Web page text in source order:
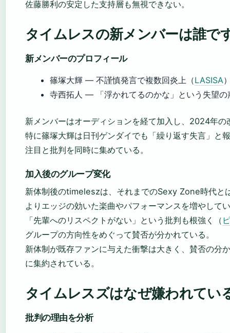
佐藤勝利の安定した支持層も無視できない。
タイムレスの新メンバーは誰で
新メンバーのプロフィール
篠塚大輝 — 不謹慎発言で複数回炎上（LASISA
寺西拓人 — 「浮かれてるのかな」という失望の
新メンバーはオーディションを経て加入し、2024年
特に篠塚大輝は日刊ゲンダイでも「繰り返す失言」と
注目と批判を同時に集めている。
加入後のグループ変化
新体制後のtimeleszは、それまでのSexy Zone時代と
よりエッジの効いた楽曲やパフォーマンスを増やして
「先輩へのリスペクトがない」という批判も根強く（
グループの方向性をめぐって賛否が分かれている。
新体制が既存ファンに与えた衝撃は大きく、賛否の分
に集約されている。
タイムレスズはなぜ嫌われてい
批判の理由を分析